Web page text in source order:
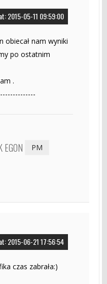
2015-05-11 09:59:00
obiecał nam wyniki
po ostatnim
.
EGON PM
2015-06-21 17:56:54
czas zabrała:)